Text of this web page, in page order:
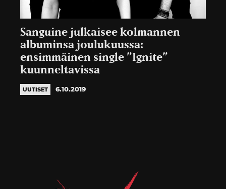
Sanguine julkaisee kolmannen
albuminsa joulukuussa:
ensimmäinen single ”Ignite”
kuunneltavissa
UUTISET 6.10.2019